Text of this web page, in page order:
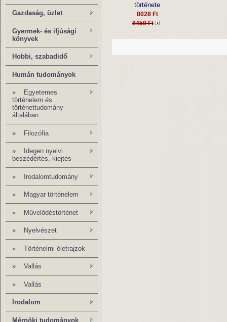
Gazdaság, üzlet
Gyermek- és ifjúsági
könyvek
Hobbi, szabadidő
Humán tudományok
»
Egyetemes
történelem és
történettudomány
általában
» Filozófia
» Idegen nyelvi
beszédértés, kiejtés
» Irodalomtudomány
» Magyar történelem
» Művelődéstörténet
» Nyelvészet
» Történelmi életrajzok
» Vallás
» Vallás
Irodalom
Mérnöki tudományok
története
8028 Ft
8450 Ft